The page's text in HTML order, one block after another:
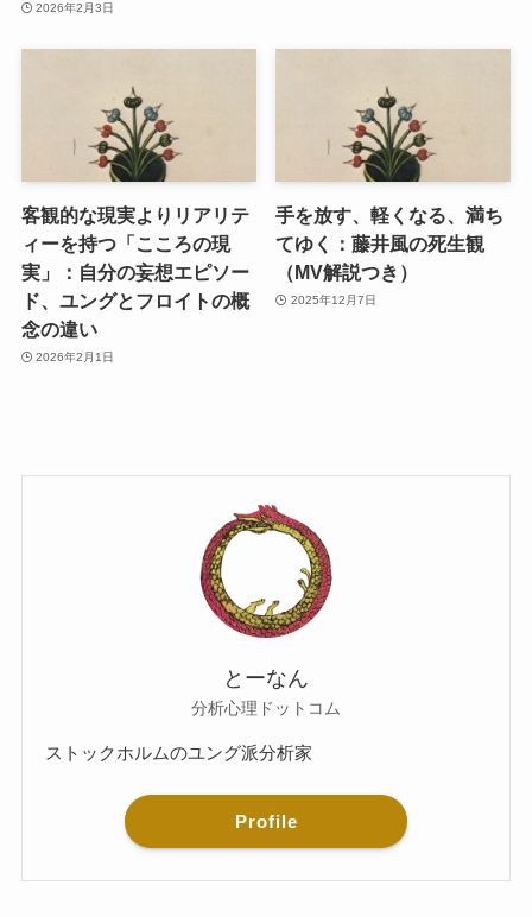
2026年2月3日
客観的な現実よりリアリテ
ィーを持つ「こころの現
実」：自分の妄想エピソー
ド、ユングとフロイトの概
念の違い
2026年2月1日
手を放す、軽くなる、満ち
てゆく：藤井風の死生観
（MV解説つき）
2025年12月7日
とーなん
分析心理ドットコム
ストックホルムのユング派分析家
Profile